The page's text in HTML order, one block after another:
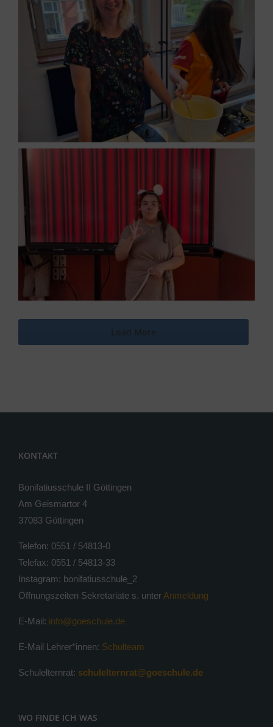
KONTAKT
Bonifatiusschule II Göttingen
Am Geismartor 4
37083 Göttingen
Telefon: 0551 / 54813-0
Telefax: 0551 / 54813-33
Instagram: bonifatiusschule_2
Öffnungszeiten Sekretariate s. unter Anmeldung
E-Mail: info@goeschule.de
E-Mail Lehrer*innen: Schulteam
Schulelternrat: schulelternrat@goeschule.de
WO FINDE ICH WAS